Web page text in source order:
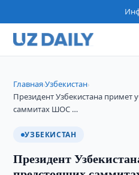
Главная›Узбекистан›
Президент Узбекистана примет
саммитах ШОС …
УЗБЕКИСТАН
Президент